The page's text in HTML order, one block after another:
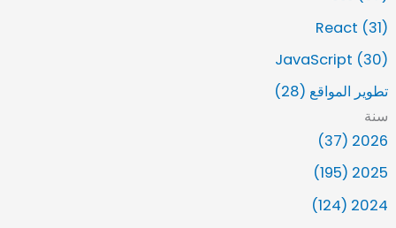
React (31)
JavaScript (30)
تطوير المواقع (28)
سنة
2026 (37)
2025 (195)
2024 (124)